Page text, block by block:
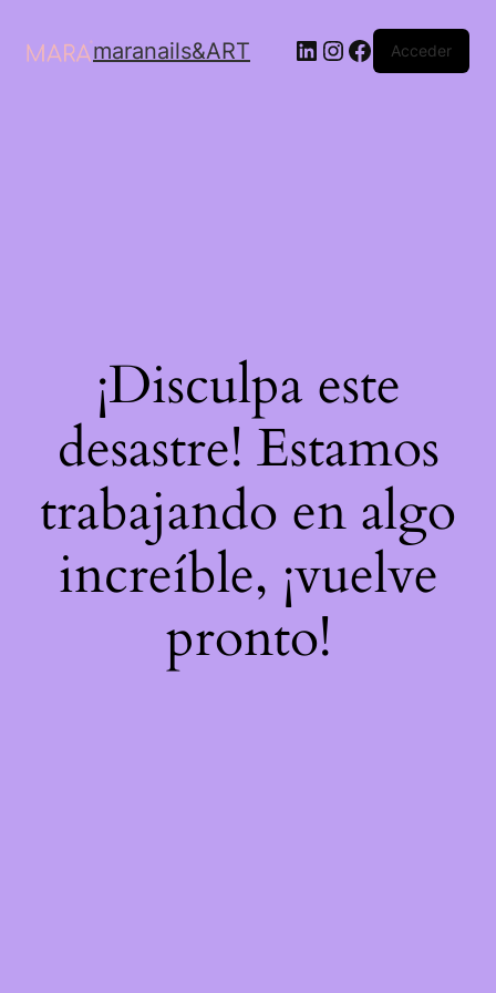
maranails&ART Acceder
¡Disculpa este
desastre! Estamos
trabajando en algo
increíble, ¡vuelve
pronto!